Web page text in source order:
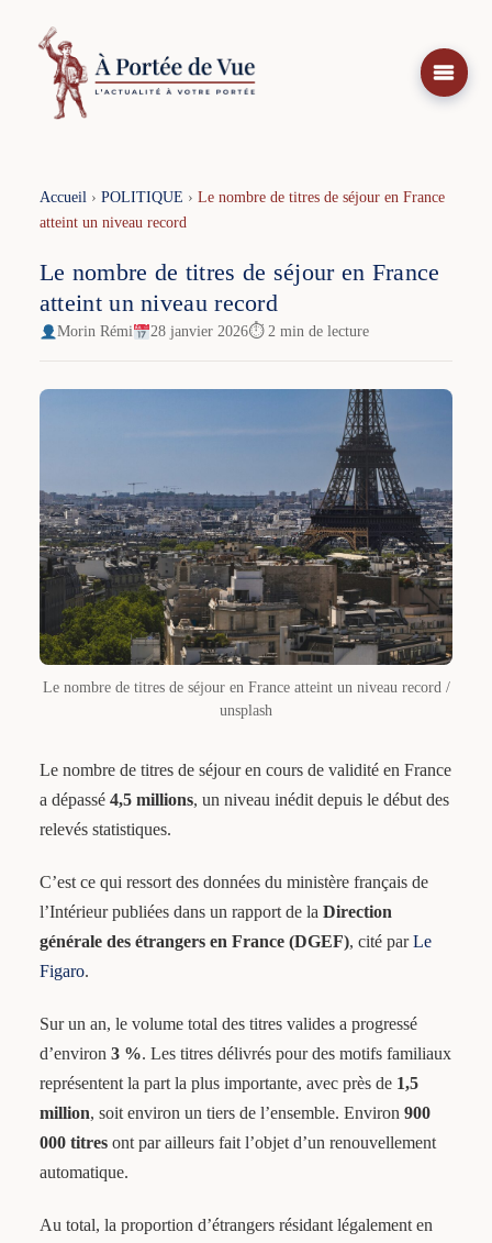
contenu
Accueil› POLITIQUE › Le nombre de titres de séjour en France
atteint un niveau record
Le nombre de titres de séjour en France
atteint un niveau record
Morin Rémi 28 janvier 2026⏱ 2 min de lecture
Le nombre de titres de séjour en France atteint un niveau record /
unsplash
Le nombre de titres de séjour en cours de validité en France
a dépassé 4,5 millions, un niveau inédit depuis le début des
relevés statistiques.
C’est ce qui ressort des données du ministère français de
l’Intérieur publiées dans un rapport de la Direction
générale des étrangers en France (DGEF), cité parLe
Figaro.
Sur un an, le volume total des titres valides a progressé
d’environ 3 %. Les titres délivrés pour des motifs familiaux
représentent la part la plus importante, avec près de 1,5
million, soit environ un tiers de l’ensemble. Environ 900
000 titresont par ailleurs fait l’objet d’un renouvellement
automatique.
Au total, la proportion d’étrangers résidant légalement en